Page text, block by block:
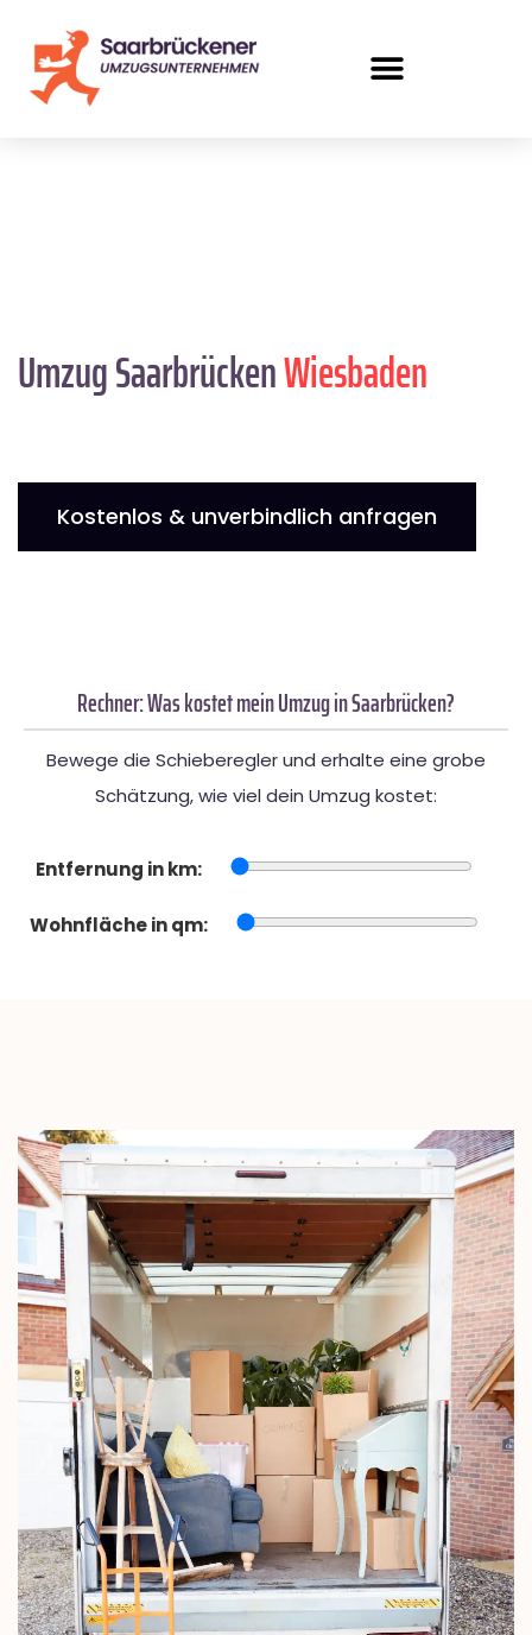
Umzug SaarbrückenWiesbaden
Kostenlos & unverbindlich anfragen
Rechner: Was kostet mein Umzug in Saarbrücken?
Bewege die Schieberegler und erhalte eine grobe
Schätzung, wie viel dein Umzug kostet:
Entfernung in km:
Wohnfläche in qm: